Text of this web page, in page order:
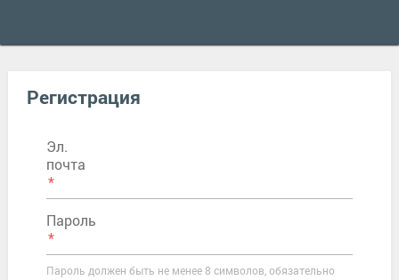
Регистрация
Эл.
почта
Пароль
Пароль должен быть не менее 8 символов, обязательно